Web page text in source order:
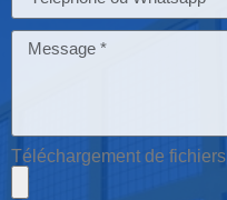
Téléchargement de fichiers